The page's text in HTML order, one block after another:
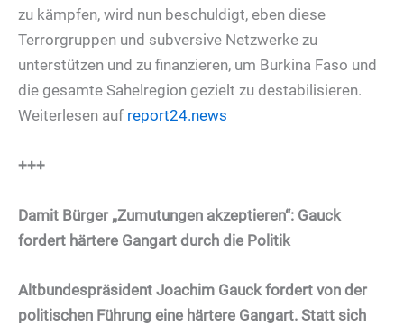
zu kämpfen, wird nun beschuldigt, eben diese
Terrorgruppen und subversive Netzwerke zu
unterstützen und zu finanzieren, um Burkina Faso und
die gesamte Sahelregion gezielt zu destabilisieren.
Weiterlesen auf report24.news
+++
Damit Bürger „Zumutungen akzeptieren“: Gauck
fordert härtere Gangart durch die Politik
Altbundespräsident Joachim Gauck fordert von der
politischen Führung eine härtere Gangart. Statt sich